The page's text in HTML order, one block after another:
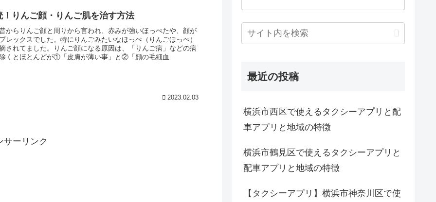
！りんご顔・りんご肌を治す方法
からりんご顔と周りから言われ、赤みが強いほっぺたや、顔が
レックスでした。特にりんごみたいなほっぺ（りんごほっぺ）
されてました。りんご顔になる原因は、「りんご病」などの病
くとほとんどが①「皮膚が薄い事」と②「顔の毛細血...
2023.02.03
サーリンク
最近の投稿
横浜市西区で使えるタクシーアプリと配
車アプリと地域の特徴
横浜市鶴見区で使えるタクシーアプリと
配車アプリと地域の特徴
【タクシーアプリ】横浜市神奈川区で使